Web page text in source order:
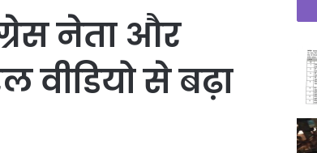
नेता और
वीडियो से बढ़ा